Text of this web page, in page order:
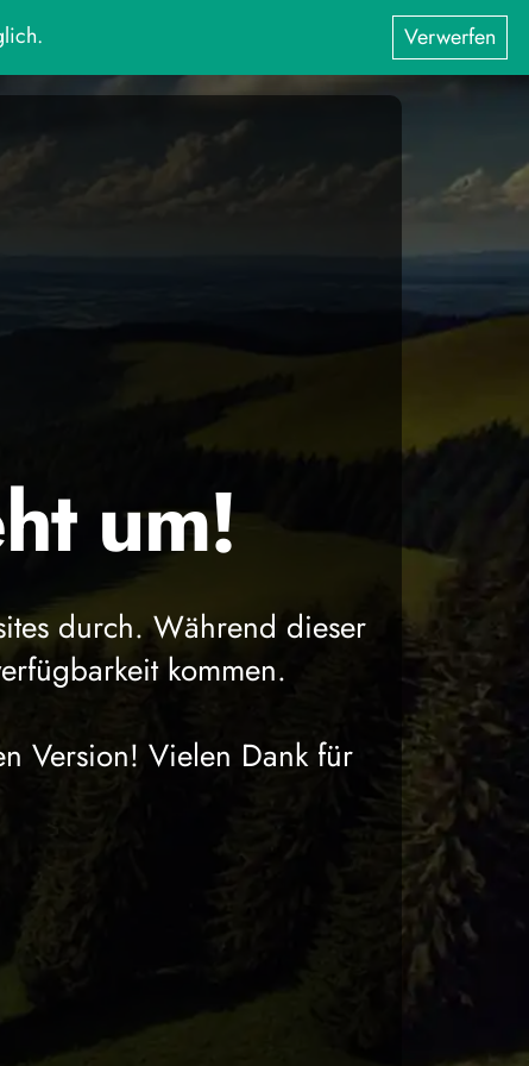
um!
durch. Während dieser
kommen.
Version! Vielen Dank für
Verwerfen